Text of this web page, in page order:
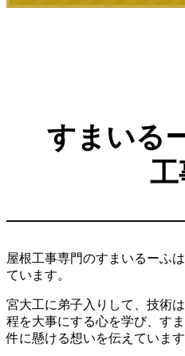
すまいる
工
屋根工事専門のすまいるーふ
ています。
宮大工に弟子入りして、技術
程を大事にする心を学び、す
件に懸ける想いを伝えています